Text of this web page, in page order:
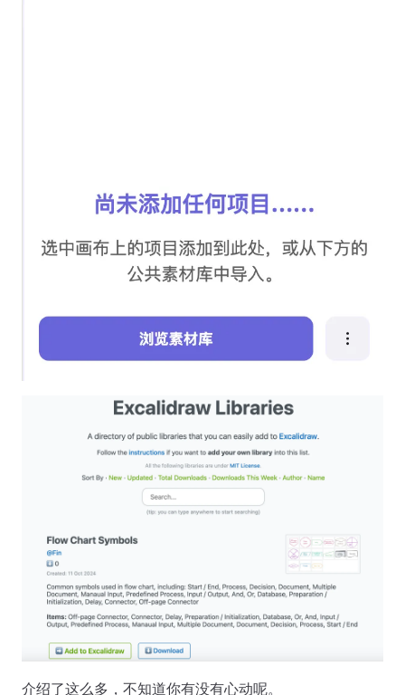
介绍了这么多，不知道你有没有心动呢。